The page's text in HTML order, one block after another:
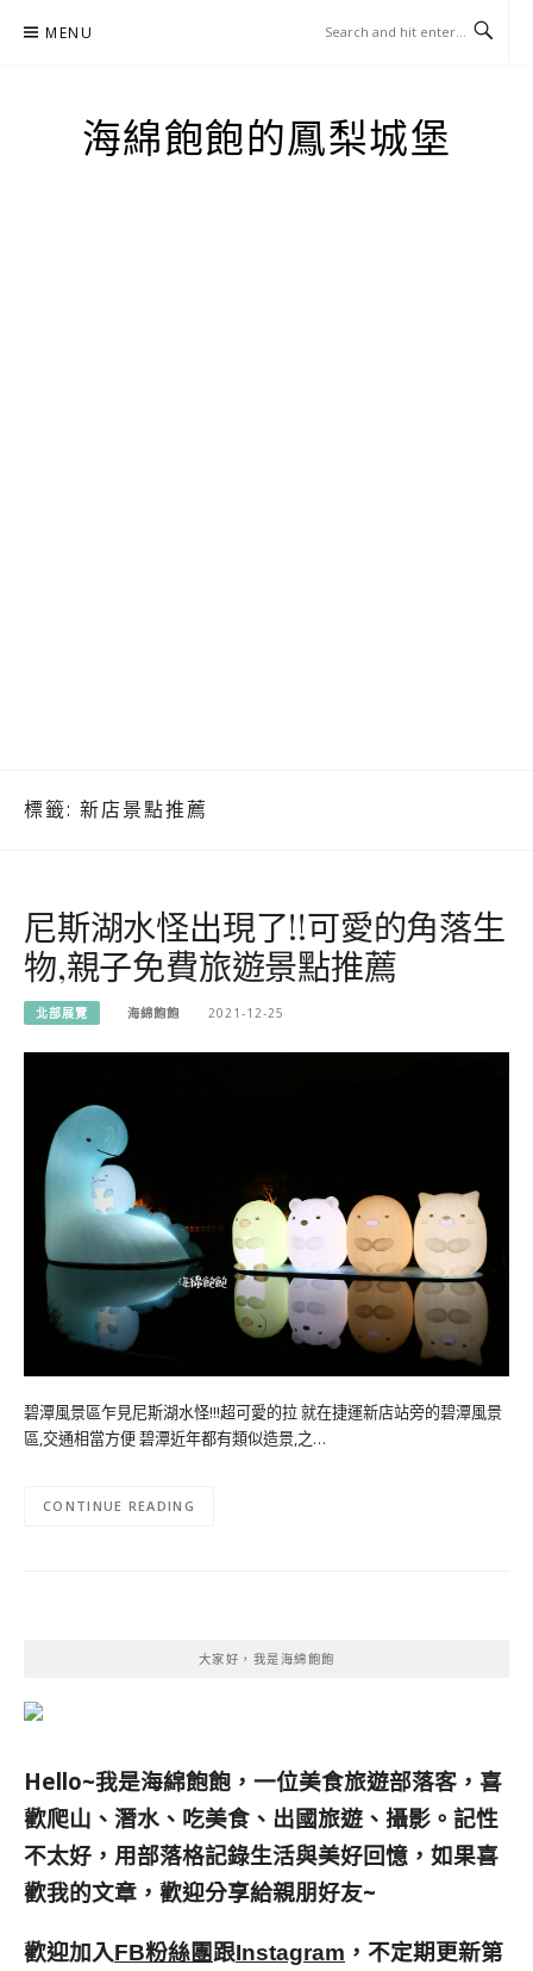
MENU
海綿飽飽的鳳梨城堡
標籤: 新店景點推薦
尼斯湖水怪出現了!!可愛的角落生
物,親子免費旅遊景點推薦
北部展覽 海綿飽飽 2021-12-25
碧潭風景區乍見尼斯湖水怪!!!超可愛的拉 就在捷運新店站旁的碧潭風景
區,交通相當方便 碧潭近年都有類似造景,之…
CONTINUE READING
大家好，我是海綿飽飽
Hello~我是海綿飽飽，一位美食旅遊部落客， 喜
歡爬山、潛水、吃美食、出國旅遊、攝影。 記性
不太好，用部落格記錄生活與美好回憶， 如果喜
歡我的文章，歡迎分享給親朋好友~
歡迎加入FB粉絲團跟Instagram ，不定期更新第